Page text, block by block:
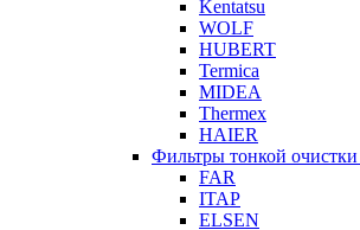
Kentatsu
WOLF
HUBERT
Termica
MIDEA
Thermex
HAIER
Фильтры тонкой очистки
FAR
ITAP
ELSEN